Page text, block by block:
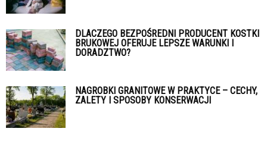
DLACZEGO BEZPOŚREDNI PRODUCENT KOSTKI
BRUKOWEJ OFERUJE LEPSZE WARUNKI I
DORADZTWO?
NAGROBKI GRANITOWE W PRAKTYCE – CECHY,
ZALETY I SPOSOBY KONSERWACJI